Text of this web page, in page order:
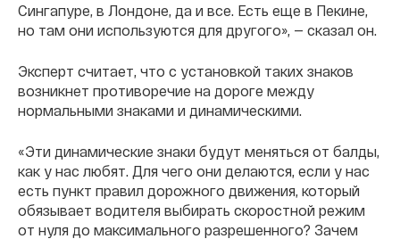
Сингапуре, в Лондоне, да и все. Есть еще в Пекине,
но там они используются для другого», — сказал он.
Эксперт считает, что с установкой таких знаков
возникнет противоречие на дороге между
нормальными знаками и динамическими.
«Эти динамические знаки будут меняться от балды,
как у нас любят. Для чего они делаются, если у нас
есть пункт правил дорожного движения, который
обязывает водителя выбирать скоростной режим
от нуля до максимального разрешенного? Зачем